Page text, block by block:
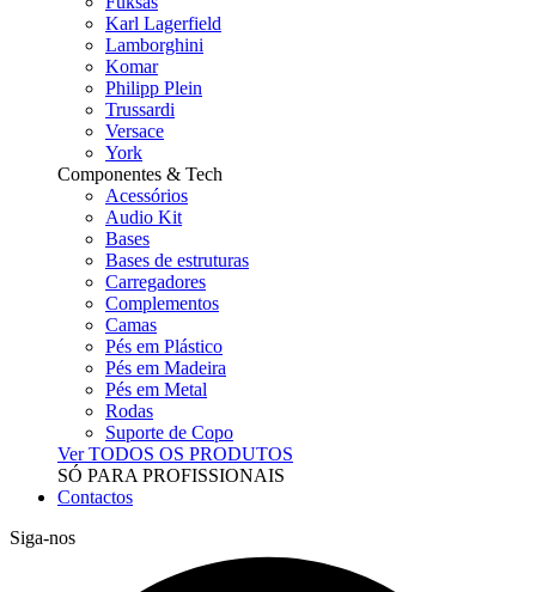
Karl Lagerfield
Lamborghini
Komar
Philipp Plein
Trussardi
Versace
York
Componentes & Tech
Acessórios
Audio Kit
Bases
Bases de estruturas
Carregadores
Complementos
Camas
Pés em Plástico
Pés em Madeira
Pés em Metal
Rodas
Suporte de Copo
Ver TODOS OS PRODUTOS
SÓ PARA PROFISSIONAIS
Contactos
Siga-nos